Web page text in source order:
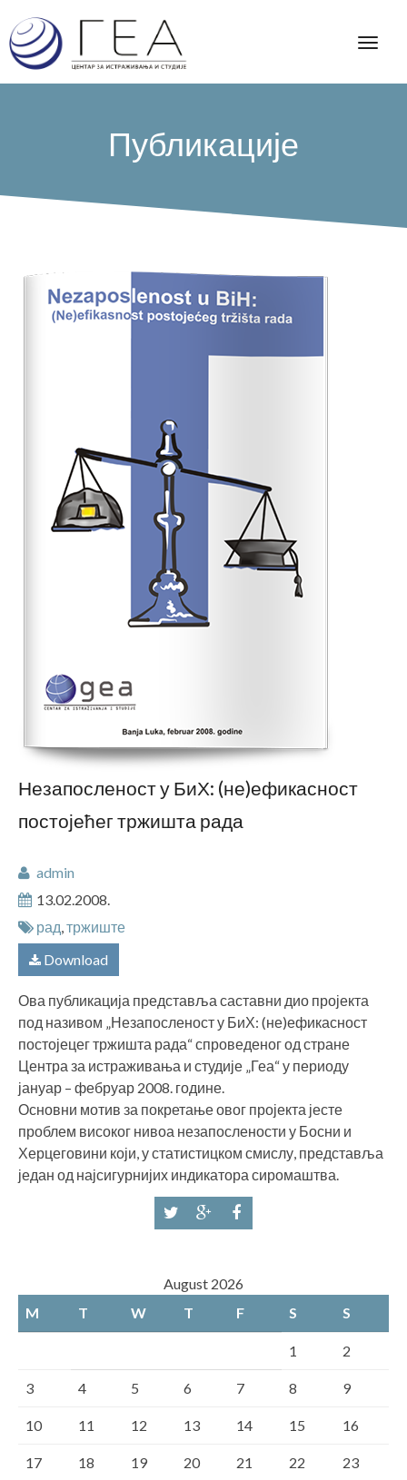
Публикације
Незапосленост у БиХ: (не)ефикасност
постојећег тржишта рада
admin
13.02.2008.
рад,тржиште
Download
Ова публикација представља саставни дио пројекта
под називом „Незапосленост у БиХ: (не)ефикасност
постојецег тржишта рада“ спроведеног од стране
Центра за истраживања и студије „Геа“ у периоду
јануар – фебруар 2008. године.
Основни мотив за покретање овог пројекта јесте
проблем високог нивоа незапослености у Босни и
Херцеговини који, у статистицком смислу, представља
један од најсигурнијих индикатора сиромаштва.
August 2026
M
T W T F S S
1 2
3 4 5 6 7 8 9
10 11 12 13 14 15 16
17 18 19 20 21 22 23